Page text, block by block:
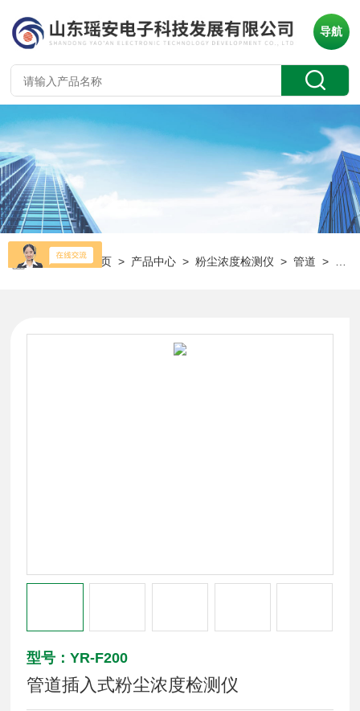
导航
当前位置：首页 > 产品中心 >粉尘浓度检测仪 >管道 > YR-F200管道插入式粉尘浓度检测仪
型号：YR-F200
管道插入式粉尘浓度检测仪